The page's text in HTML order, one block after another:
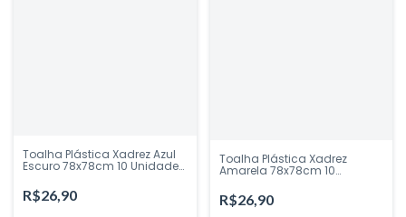
Toalha Plástica Xadrez Azul
Escuro 78x78cm 10 Unidades
Festa Loja
R$26,90
Toalha Plástica Xadrez
Amarela 78x78cm 10
Inspire sua Festa Loja
R$26,90